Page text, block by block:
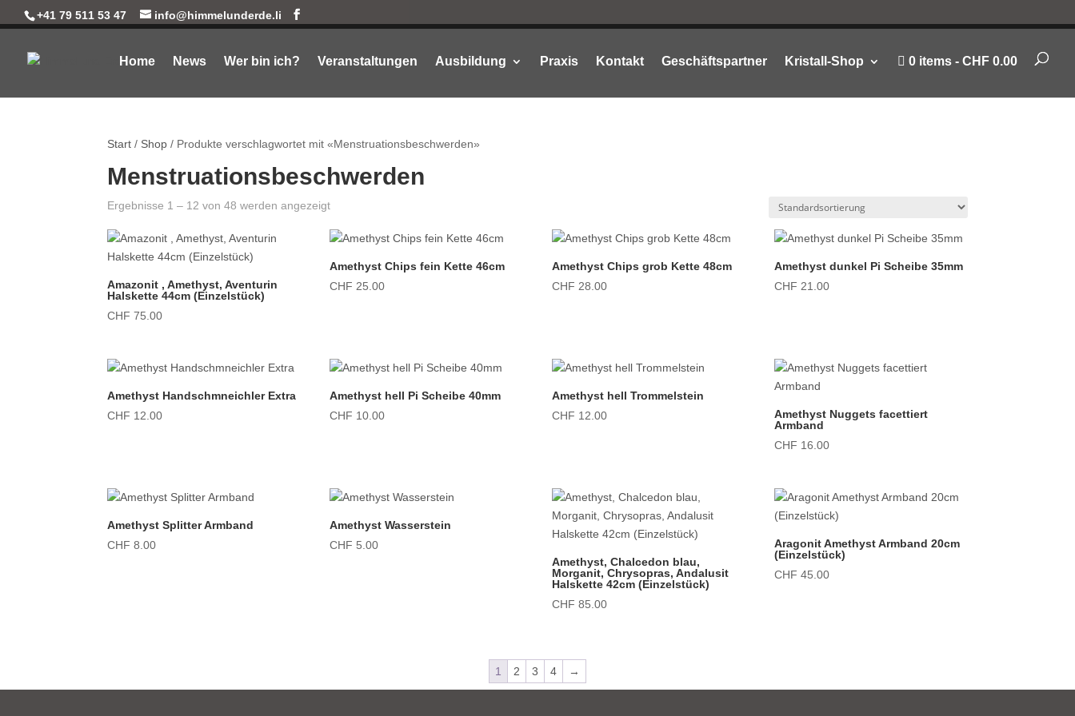
+41 79 511 53 47 info@himmelunderde.li
Home News Wer bin ich? Veranstaltungen Ausbildung Praxis Kontakt Geschäftspartner Kristall-Shop 0 items CHF 0.00
Start / Shop / Produkte verschlagwortet mit «Menstruationsbeschwerden»
Menstruationsbeschwerden
Ergebnisse 1 – 12 von 48 werden angezeigt
Amazonit , Amethyst, Aventurin
Halskette 44cm (Einzelstück)
CHF 75.00
Amethyst Chips fein Kette 46cm
CHF 25.00
Amethyst Chips grob Kette 48cm
CHF 28.00
Amethyst dunkel Pi Scheibe 35mm
CHF 21.00
Amethyst Handschmneichler Extra
CHF 12.00
Amethyst hell Pi Scheibe 40mm
CHF 10.00
Amethyst hell Trommelstein
CHF 12.00
Amethyst Nuggets facettiert
Armband
CHF 16.00
Amethyst Splitter Armband
CHF 8.00
Amethyst Wasserstein
CHF 5.00
Amethyst, Chalcedon blau,
Morganit, Chrysopras, Andalusit
Halskette 42cm (Einzelstück)
CHF 85.00
Aragonit Amethyst Armband 20cm
(Einzelstück)
CHF 45.00
1 2 3 4 →